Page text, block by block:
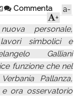
Commenta
a-
+
personale,
simbolici e
Galliani
funzione che nel
Pallanza,
ora osservatorio